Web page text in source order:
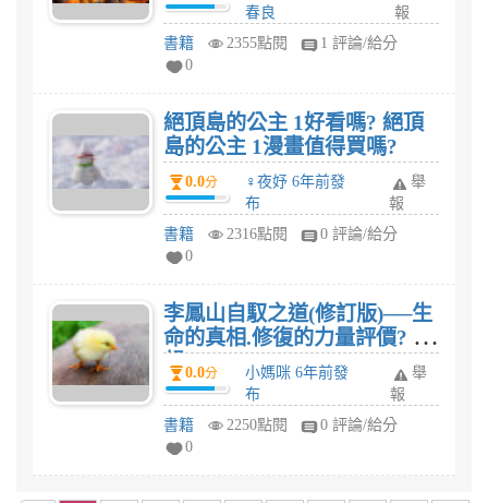
春良
報
書籍
2355點閱
1 評論/給分
0
絕頂島的公主 1好看嗎? 絕頂
島的公主 1漫畫值得買嗎?
0.0分
♀夜妤 6年前發
布
舉
報
書籍
2316點閱
0 評論/給分
0
李鳳山自馭之道(修訂版)──生
命的真相.修復的力量評價? 感
想?0.0分
小媽咪 6年前發
布
舉
報
書籍
2250點閱
0 評論/給分
0